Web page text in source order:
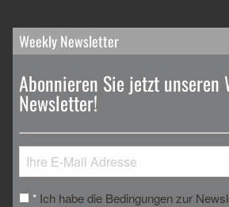
Weekly Newsletter
Abonnieren Sie jetzt unseren
Newsletter!
* Ich habe die Bedingungen zur